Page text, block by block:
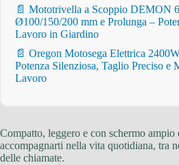
📄 Mototrivella a Scoppio DEMON
Ø100/150/200 mm e Prolunga –
Lavoro in Giardino
📄 Oregon Motosega Elettrica
Potenza Silenziosa, Taglio Preciso e
Lavoro
Compatto, leggero e con schermo
accompagnarti nella vita quotidiana, tra
delle chiamate.